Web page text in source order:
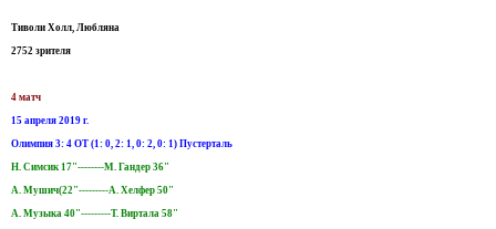
Тиволи Холл, Любляна
2752 зрителя
4 матч
15 апреля 2019 г.
Олимпия 3: 4 ОТ (1: 0, 2: 1, 0: 2, 0: 1) Пустерталь
Н. Симсик 17"--------М. Гандер 36"
А. Мушич(22"---------А. Хелфер 50"
А. Музыка 40"---------Т. Виртала 58"